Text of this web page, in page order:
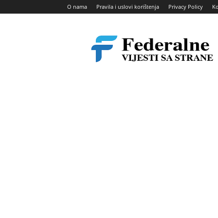
O nama Pravila i uslovi korištenja Privacy Policy
vijesti